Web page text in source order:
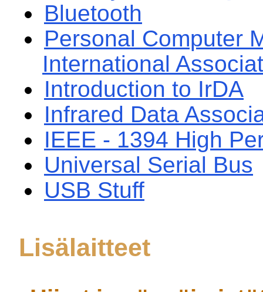
Bluetooth
Personal Computer
International
Introduction to IrDA
Infrared Data
IEEE - 1394 High
Universal Serial Bus
USB Stuff
Lisälaitteet